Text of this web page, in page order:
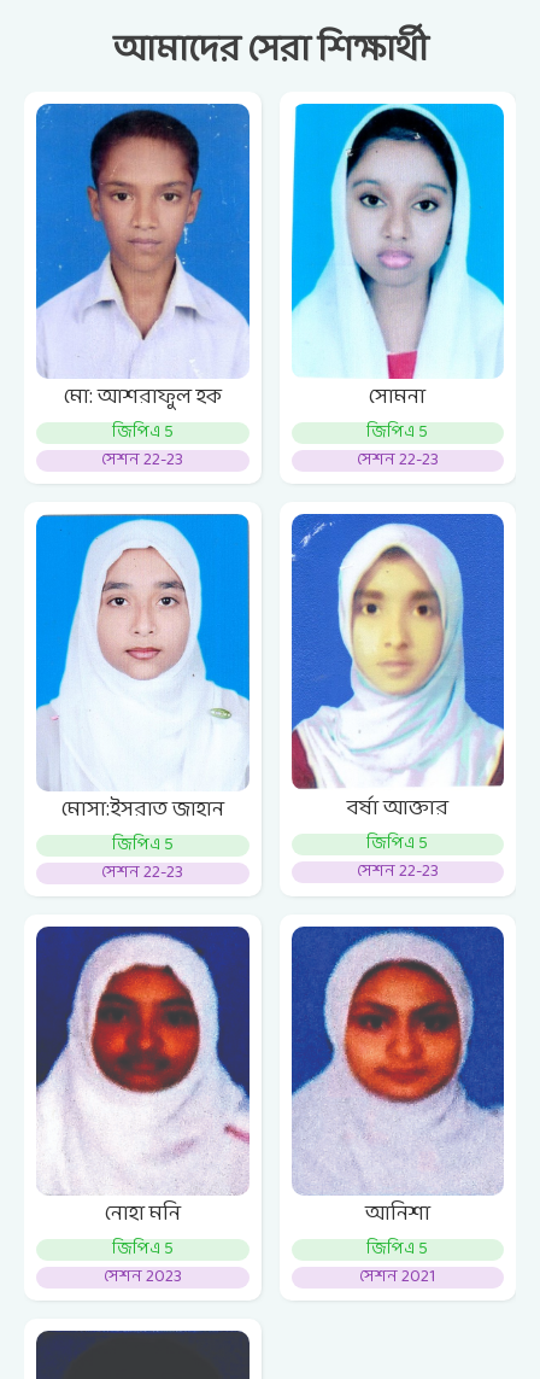
আমাদের সেরা শিক্ষার্থী
মো: আশরাফুল হক
জিপিএ 5
সেশন 22-23
সোমনা
জিপিএ 5
সেশন 22-23
মোসা:ইসরাত জাহান
জিপিএ 5
সেশন 22-23
বর্ষা আক্তার
জিপিএ 5
সেশন 22-23
নোহা মনি
জিপিএ 5
সেশন 2023
আনিশা
জিপিএ 5
সেশন 2021